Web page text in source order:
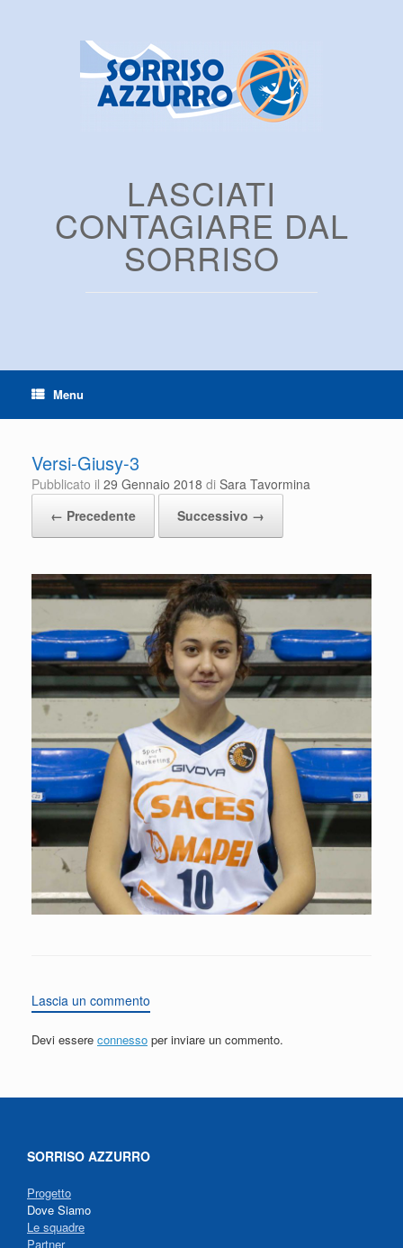
LASCIATI
CONTAGIARE DAL
SORRISO
Menu
Versi-Giusy-3
Pubblicato il 29 Gennaio 2018 di Sara Tavormina
← Precedente
Successivo →
Lascia un commento
Devi essere connesso per inviare un commento.
SORRISO AZZURRO
Progetto
Dove Siamo
Le squadre
Partner